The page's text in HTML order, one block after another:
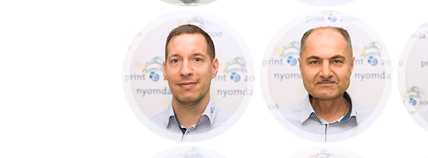
Kállai Zoltán
Minőség- és
környezetirányítási
vezető
+36 30 336 90 70
Szentkirályi Gábor
Termelésvezető
+36 30 968 95 50